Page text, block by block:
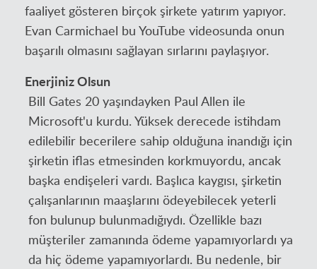
faaliyet gösteren birçok şirkete yatırım yapıyor.
Evan Carmichael bu YouTube videosunda onun
başarılı olmasını sağlayan sırlarını paylaşıyor.
Enerjiniz Olsun
Bill Gates 20 yaşındayken Paul Allen ile
Microsoft'u kurdu. Yüksek derecede istihdam
edilebilir becerilere sahip olduğuna inandığı için
şirketin iflas etmesinden korkmuyordu, ancak
başka endişeleri vardı. Başlıca kaygısı, şirketin
çalışanlarının maaşlarını ödeyebilecek yeterli
fon bulunup bulunmadığıydı. Özellikle bazı
müşteriler zamanında ödeme yapamıyorlardı ya
da hiç ödeme yapamıyorlardı. Bu nedenle, bir